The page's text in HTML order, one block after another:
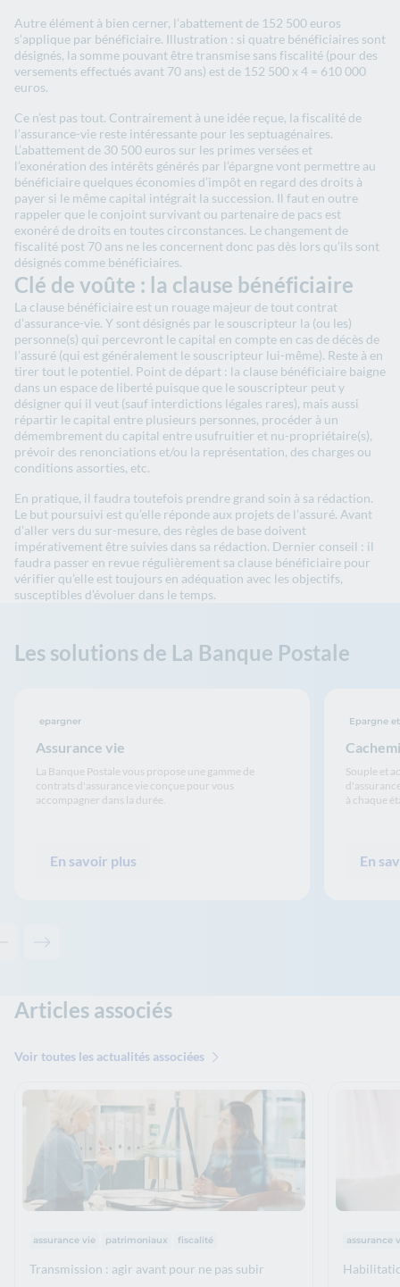
Autre élément à bien cerner, l’abattement de 152 500 euros
s’applique par bénéficiaire. Illustration : si quatre bénéficiaires sont
désignés, la somme pouvant être transmise sans fiscalité (pour des
versements effectués avant 70 ans) est de 152 500 x 4 = 610 000
euros.
Ce n’est pas tout. Contrairement à une idée reçue, la fiscalité de
l’assurance-vie reste intéressante pour les septuagénaires.
L’abattement de 30 500 euros sur les primes versées et
l’exonération des intérêts générés par l’épargne vont permettre au
bénéficiaire quelques économies d’impôt en regard des droits à
payer si le même capital intégrait la succession. Il faut en outre
rappeler que le conjoint survivant ou partenaire de pacs est
exonéré de droits en toutes circonstances. Le changement de
fiscalité post 70 ans ne les concernent donc pas dès lors qu’ils sont
désignés comme bénéficiaires.
Clé de voûte : la clause bénéficiaire
La clause bénéficiaire est un rouage majeur de tout contrat
d’assurance-vie. Y sont désignés par le souscripteur la (ou les)
personne(s) qui percevront le capital en compte en cas de décès de
l’assuré (qui est généralement le souscripteur lui-même). Reste à en
tirer tout le potentiel. Point de départ : la clause bénéficiaire baigne
dans un espace de liberté puisque que le souscripteur peut y
désigner qui il veut (sauf interdictions légales rares), mais aussi
répartir le capital entre plusieurs personnes, procéder à un
démembrement du capital entre usufruitier et nu-propriétaire(s),
prévoir des renonciations et/ou la représentation, des charges ou
conditions assorties, etc.
En pratique, il faudra toutefois prendre grand soin à sa rédaction.
Le but poursuivi est qu’elle réponde aux projets de l’assuré. Avant
d’aller vers du sur-mesure, des règles de base doivent
impérativement être suivies dans sa rédaction. Dernier conseil : il
faudra passer en revue régulièrement sa clause bénéficiaire pour
vérifier qu’elle est toujours en adéquation avec les objectifs,
susceptibles d’évoluer dans le temps.
Les solutions de La Banque Postale
Assurance vie
epargner
La Banque Postale vous propose une gamme de
contrats d'assurance vie conçue pour vous
accompagner dans la durée.
En savoir plus
Epargne
Souple et
à chaque
En
Contenu précédent - Les solutions de La Banque Postale
Contenu suivant - Les solutions de La Banque Postale
Articles associés
Voir toutes les actualités associées
Thématiques :
assurance vie patrimoniaux fiscalité
Transmission : agir avant pour ne pas subir
assurance